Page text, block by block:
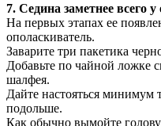
7. Седина заметнее всего
На первых этапах ее
ополаскиватель.
Заварите три пакетика
Добавьте по чайной ложке
шалфея.
Дайте настояться минимум
подольше.
Как обычно вымойте